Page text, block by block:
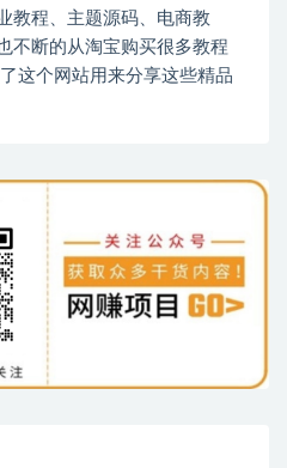
教程、主题源码、电商教
不断的从淘宝购买很多教程
这个网站用来分享这些精品